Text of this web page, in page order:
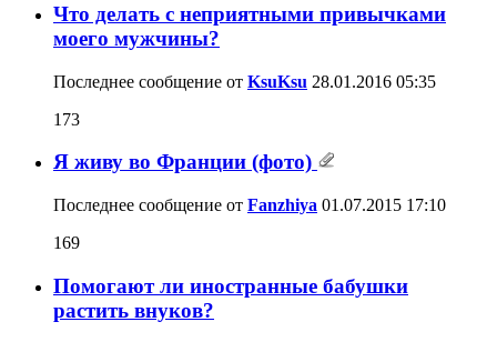
Что делать с неприятными привычками
моего мужчины?
Последнее сообщение от KsuKsu 28.01.2016 05:35
173
Я живу во Франции (фото)
Последнее сообщение от Fanzhiya 01.07.2015 17:10
169
Помогают ли иностранные бабушки
растить внуков?